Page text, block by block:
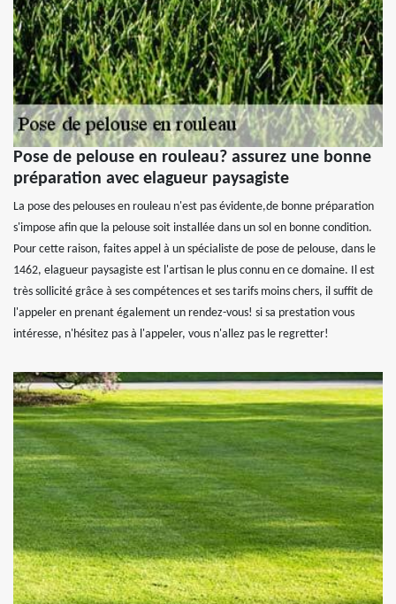
Pose de pelouse en rouleau? assurez une bonne
préparation avec elagueur paysagiste
La pose des pelouses en rouleau n'est pas évidente,de bonne préparation
s'impose afin que la pelouse soit installée dans un sol en bonne condition.
Pour cette raison, faites appel à un spécialiste de pose de pelouse, dans le
1462, elagueur paysagiste est l'artisan le plus connu en ce domaine. Il est
très sollicité grâce à ses compétences et ses tarifs moins chers, il suffit de
l'appeler en prenant également un rendez-vous! si sa prestation vous
intéresse, n'hésitez pas à l'appeler, vous n'allez pas le regretter!